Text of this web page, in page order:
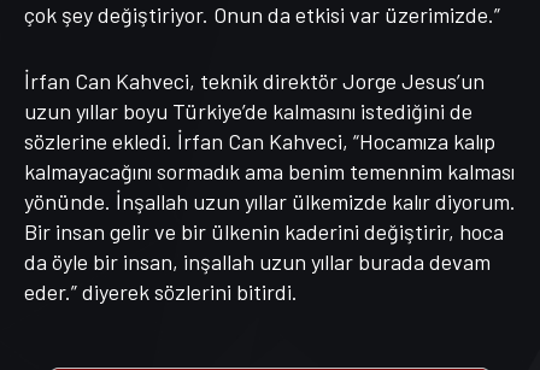
çok şey değiştiriyor. Onun da etkisi var üzerimizde.”
İrfan Can Kahveci, teknik direktör Jorge Jesus’un
uzun yıllar boyu Türkiye’de kalmasını istediğini de
sözlerine ekledi. İrfan Can Kahveci, “Hocamıza kalıp
kalmayacağını sormadık ama benim temennim kalması
yönünde. İnşallah uzun yıllar ülkemizde kalır diyorum.
Bir insan gelir ve bir ülkenin kaderini değiştirir, hoca
da öyle bir insan, inşallah uzun yıllar burada devam
eder.” diyerek sözlerini bitirdi.